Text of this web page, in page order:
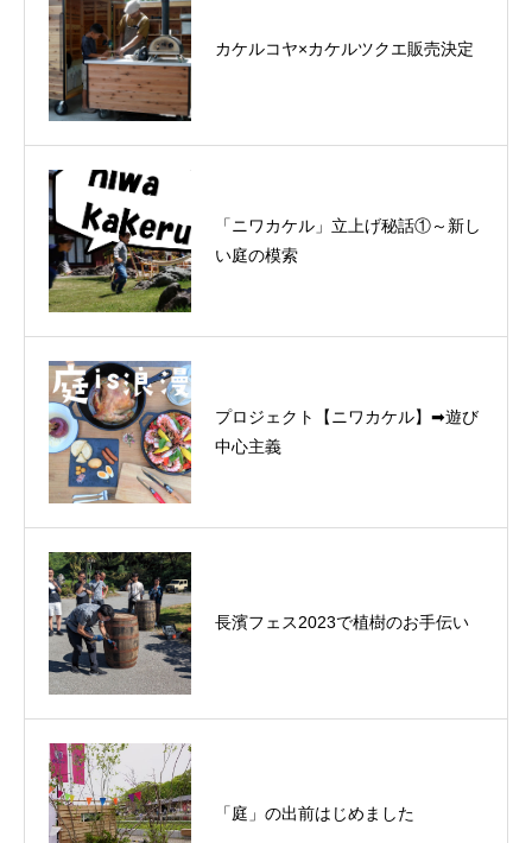
カケルコヤ×カケルツクエ販売決定
「ニワカケル」立上げ秘話①～新し
い庭の模索
プロジェクト【ニワカケル】➡遊び
中心主義
長濱フェス2023で植樹のお手伝い
「庭」の出前はじめました